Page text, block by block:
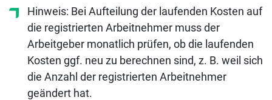
Hinweis: Bei Aufteilung der laufenden Kosten auf
die registrierten Arbeitnehmer muss der
Arbeitgeber monatlich prüfen, ob die laufenden
Kosten ggf. neu zu berechnen sind, z. B. weil sich
die Anzahl der registrierten Arbeitnehmer
geändert hat.